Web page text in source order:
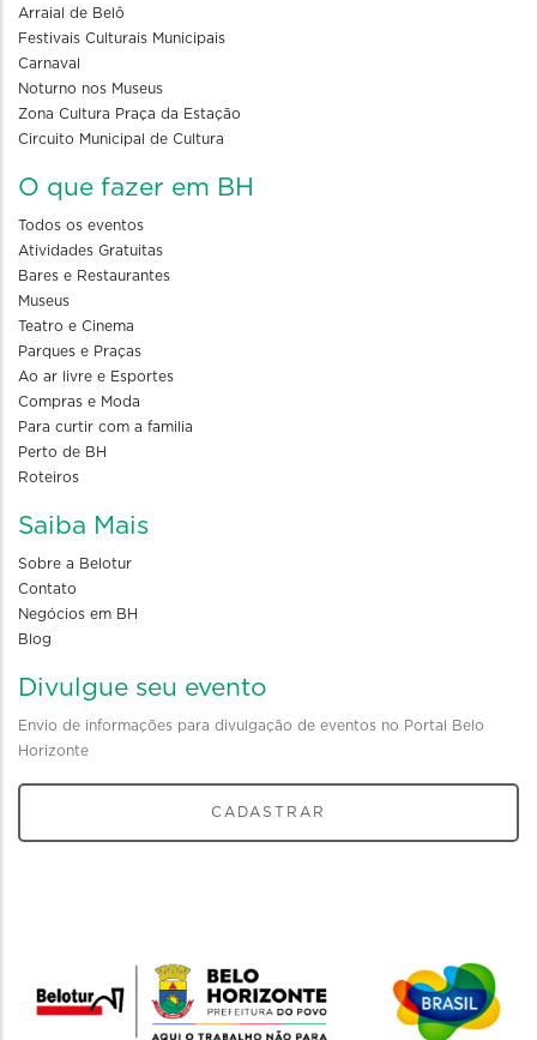
Arraial de Belô
Festivais Culturais Municipais
Carnaval
Noturno nos Museus
Zona Cultura Praça da Estação
Circuito Municipal de Cultura
O que fazer em BH
Todos os eventos
Atividades Gratuitas
Bares e Restaurantes
Museus
Teatro e Cinema
Parques e Praças
Ao ar livre e Esportes
Compras e Moda
Para curtir com a familia
Perto de BH
Roteiros
Saiba Mais
Sobre a Belotur
Contato
Negócios em BH
Blog
Divulgue seu evento
Envio de informações para divulgação de eventos no Portal Belo
Horizonte
CADASTRAR